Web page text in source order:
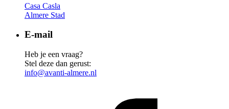
Casa Casla
Almere Stad
E-mail
Heb je een vraag?
Stel deze dan gerust:
info@avanti-almere.nl